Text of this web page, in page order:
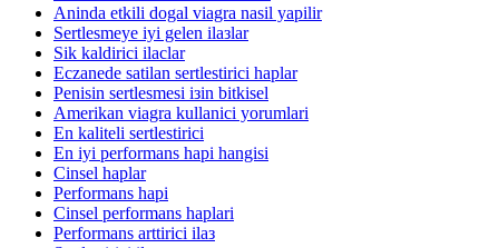
Aninda etkili dogal viagra nasil yapilir
Sertlesmeye iyi gelen ilaзlar
Sik kaldirici ilaclar
Eczanede satilan sertlestirici haplar
Penisin sertlesmesi iзin bitkisel
Amerikan viagra kullanici yorumlari
En kaliteli sertlestirici
En iyi performans hapi hangisi
Cinsel haplar
Performans hapi
Cinsel performans haplari
Performans arttirici ilaз